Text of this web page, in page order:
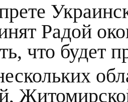
Радой
что будет